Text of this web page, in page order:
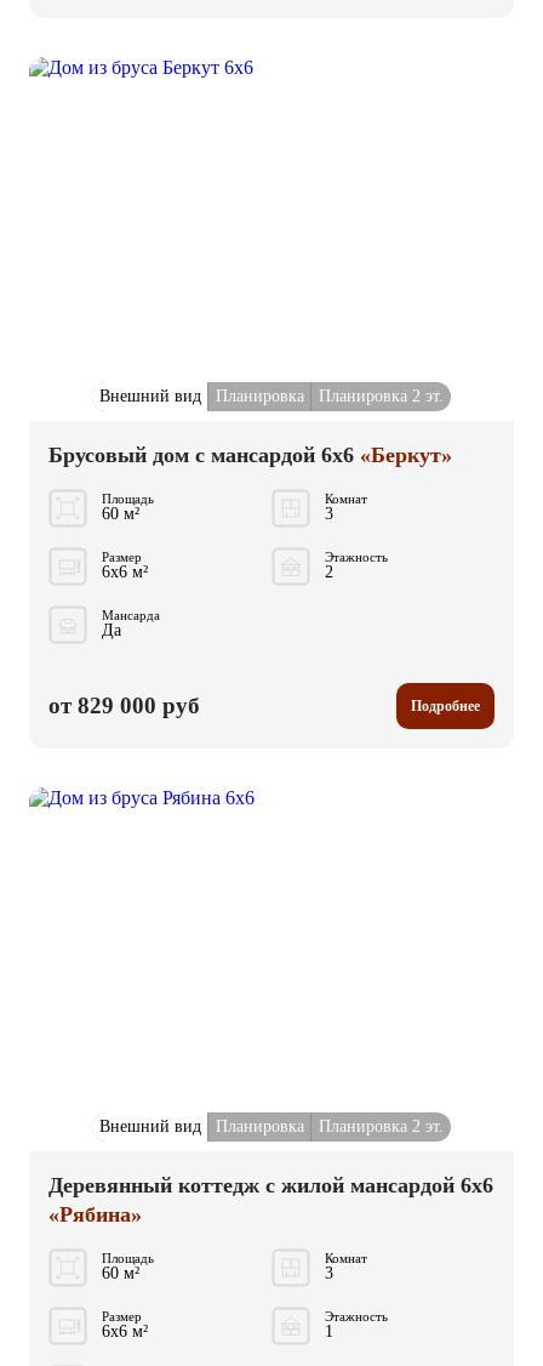
Внешний вид Планировка Планировка 2 эт.
Брусовый дом с мансардой 6x6 «Беркут»
Площадь
60 м²
Комнат
3
Размер
6x6 м²
Этажность
2
Мансарда
Да
от 829 000 руб Подробнее
Внешний вид Планировка Планировка 2 эт.
Деревянный коттедж с жилой мансардой 6x6
«Рябина»
Площадь
60 м²
Комнат
3
Размер
6x6 м²
Этажность
1